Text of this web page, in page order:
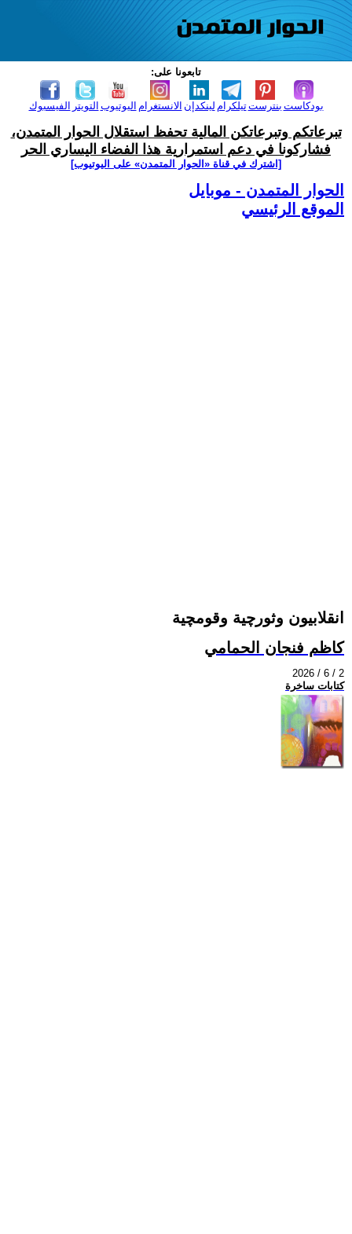
تابعونا على:
الفيسبوك التويتر اليوتيوب الانستغرام لينكدإن تيلكرامبنترست بودكاست
تبرعاتكم وتبرعاتكن المالية تحفظ استقلال الحوار المتمدن،
فشاركونا في دعم استمرارية هذا الفضاء اليساري الحر
[اشترك في قناة ‫«الحوار المتمدن» على اليوتيوب]
الحوار المتمدن - موبايل
الموقع الرئيسي
انقلابيون وثورچية وقومچية
كاظم فنجان الحمامي
2026 / 6 / 2
كتابات ساخرة